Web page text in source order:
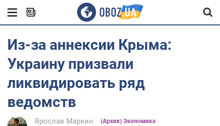
Из-за аннексии Крыма:
Украину призвали
ликвидировать ряд
ведомств
Ярослав Маркин (Архив) Экономика